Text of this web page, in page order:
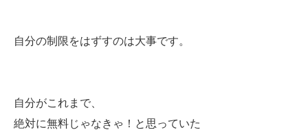
自分の制限をはずすのは大事です。
自分がこれまで、
絶対に無料じゃなきゃ！と思っていた